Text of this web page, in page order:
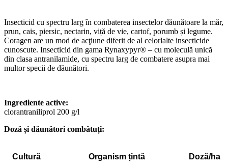
Insecticid cu spectru larg în combaterea insectelor dăunătoare la măr,
prun, cais, piersic, nectarin, viță de vie, cartof, porumb și legume.
Coragen are un mod de acţiune diferit de al celorlalte insecticide
cunoscute. Insecticid din gama Rynaxypyr® – cu moleculă unică
din clasa antranilamide, cu spectru larg de combatere asupra mai
multor specii de dăunători.
Ingrediente active:
clorantraniliprol 200 g/l
Doză și dăunători combătuți:
Cultură Organism țintă Doză/ha